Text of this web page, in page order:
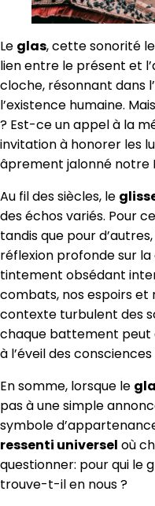
Le glas, cette sonorité
lien entre le présent et
cloche, résonnant dans
l’existence humaine.
? Est-ce un appel à la
invitation à honorer les
âprement jalonné notre
Au fil des siècles, le
des échos variés. Pour
tandis que pour
réflexion profonde sur
tintement obsédant
combats, nos espoirs et
contexte turbulent des
chaque battement peut
à l’éveil des
En somme, lorsque le
pas à une simple
symbole
ressenti universel où
questionner: pour qui le
trouve-t-il en nous ?